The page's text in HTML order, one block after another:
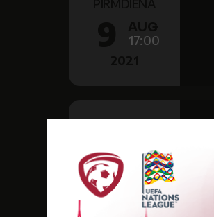
17:00
28 JŪL
17:00
2021